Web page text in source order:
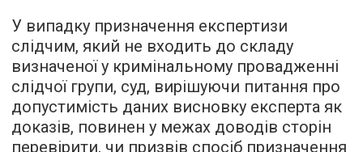
У випадку призначення експертизи
слідчим, який не входить до складу
визначеної у кримінальному провадженні
слідчої групи, суд, вирішуючи питання про
допустимість даних висновку експерта як
доказів, повинен у межах доводів сторін
перевірити, чи призвів спосіб призначення